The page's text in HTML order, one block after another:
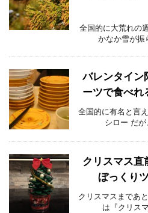
全国的に大荒れの
かなか雪が振
バレンタイン
ーツで食べれ
全国的に有名と言
シロー だ
クリスマス直
ぼっくり
クリスマスまであ
は『クリス